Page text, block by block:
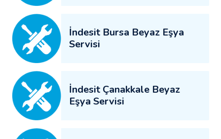
İndesit Bursa Beyaz Eşya
Servisi
İndesit Çanakkale Beyaz
Eşya Servisi